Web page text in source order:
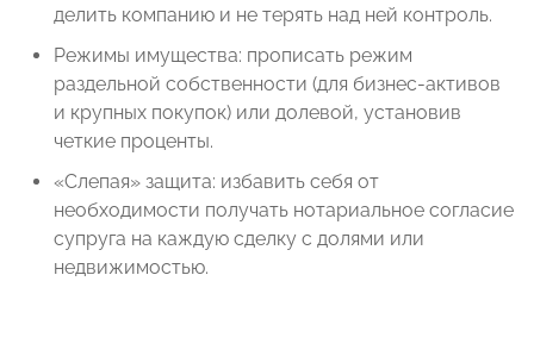
делить компанию и не терять над ней контроль.
Режимы имущества: прописать режим
раздельной собственности (для бизнес-активов
и крупных покупок) или долевой, установив
четкие проценты.
«Слепая» защита: избавить себя от
необходимости получать нотариальное согласие
супруга на каждую сделку с долями или
недвижимостью.